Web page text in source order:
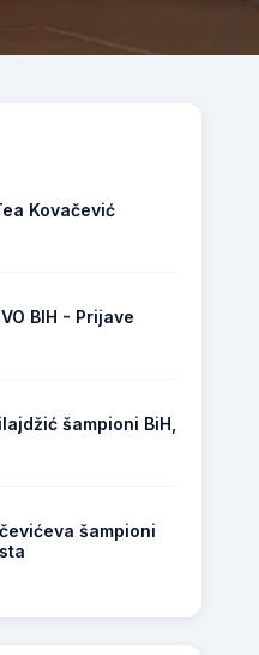
Kovačević
BIH - Prijave
šampioni BiH,
šampioni